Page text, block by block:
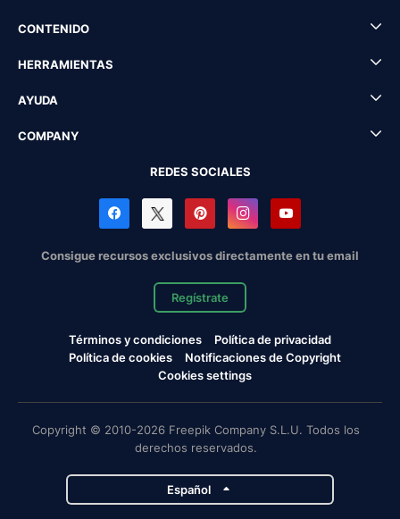
CONTENIDO
HERRAMIENTAS
AYUDA
COMPANY
REDES SOCIALES
Consigue recursos exclusivos directamente en tu email
Regístrate
Términos y condiciones
Política de privacidad
Política de cookies
Notificaciones de Copyright
Cookies settings
Copyright © 2010-2026 Freepik Company S.L.U. Todos los
derechos reservados.
Español